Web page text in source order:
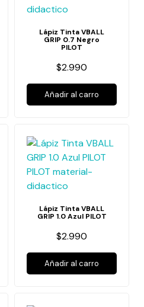
Lápiz Tinta VBALL
GRIP 0.7 Negro
PILOT
$2.990
Añadir al carro
Lápiz Tinta VBALL
GRIP 1.0 Azul PILOT
$2.990
Añadir al carro